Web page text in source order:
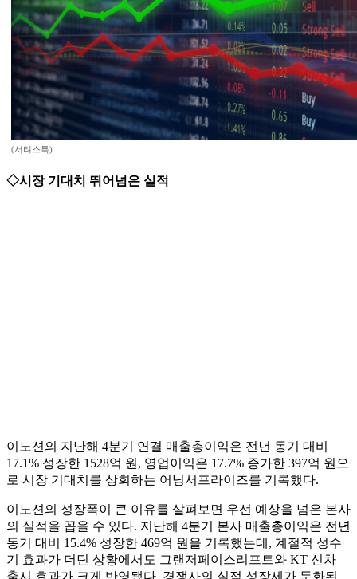
(서텨스톡)
◇시장 기대치 뛰어넘은 실적
이노션의 지난해 4분기 연결 매출총이익은 전년 동기 대비
17.1% 성장한 1528억 원, 영업이익은 17.7% 증가한 397억 원으
로 시장 기대치를 상회하는 어닝서프라이즈를 기록했다.
이노션의 성장폭이 큰 이유를 살펴보면 우선 예상을 넘은 본사
의 실적을 꼽을 수 있다. 지난해 4분기 본사 매출총이익은 전년
동기 대비 15.4% 성장한 469억 원을 기록했는데, 계절적 성수
기 효과가 더딘 상황에서도 그랜저페이스리프트와 KT 신차